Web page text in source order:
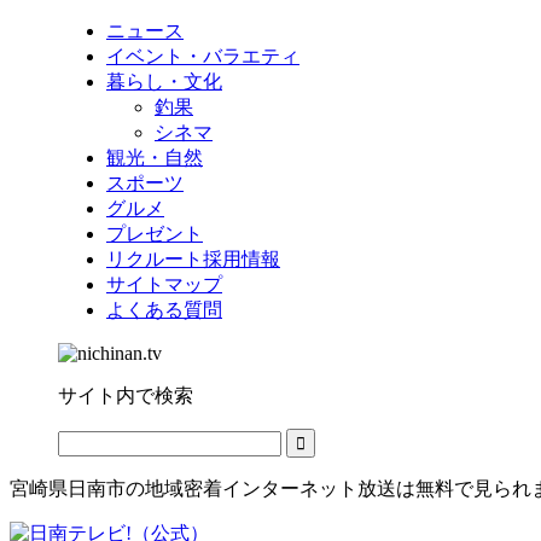
ニュース
イベント・バラエティ
暮らし・文化
釣果
シネマ
観光・自然
スポーツ
グルメ
プレゼント
リクルート採用情報
サイトマップ
よくある質問
サイト内で検索
宮崎県日南市の地域密着インターネット放送は無料で見られ